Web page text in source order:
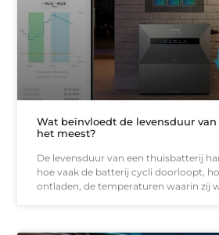
Wat beïnvloedt de levensduur
het meest?
De levensduur van een thuisbatterij
hoe vaak de batterij cycli doorloopt,
ontladen, de temperaturen waarin zij